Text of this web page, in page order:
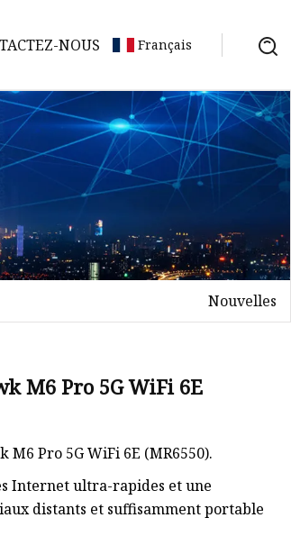
NOUS Français
Nouvelles
M6 Pro 5G WiFi 6E
Pro 5G WiFi 6E (MR6550).
Internet ultra-rapides et une
distants et suffisamment portable